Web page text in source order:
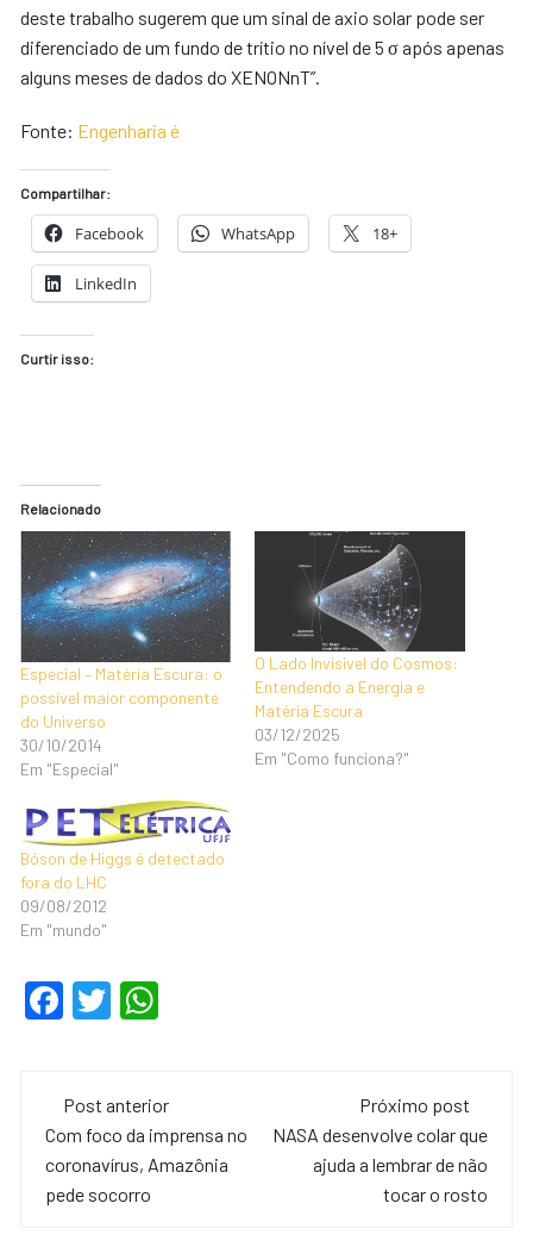
deste trabalho sugerem que um sinal de axio solar pode ser
diferenciado de um fundo de trítio no nível de 5 σ após apenas
alguns meses de dados do XENONnT”.
Fonte: Engenharia é
Compartilhar:
Facebook WhatsApp 18+
LinkedIn
Curtir isso:
Relacionado
Especial – Matéria Escura: o
possível maior componente
do Universo
30/10/2014
Em "Especial"
O Lado Invisível do Cosmos:
Entendendo a Energia e
Matéria Escura
03/12/2025
Em "Como funciona?"
Bóson de Higgs é detectado
fora do LHC
09/08/2012
Em "mundo"
F
e
b
o
T
er s
A
Navegação
de
post
Post anterior
Com foco da imprensa no
coronavírus, Amazônia
pede socorro
Próximo post
NASA desenvolve colar que
ajuda a lembrar de não
tocar o rosto